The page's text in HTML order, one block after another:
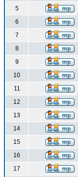
5
6
7
8
9
10
11
12
13
14
15
16
17